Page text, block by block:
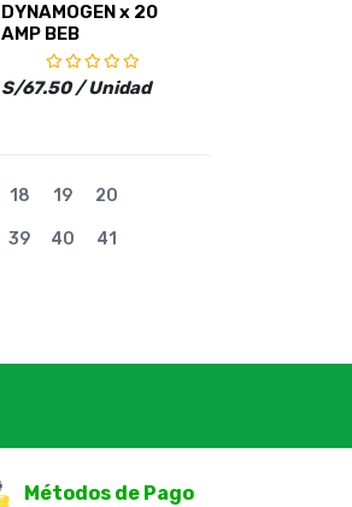
DYNAMOGEN x 20
AMP BEB
S/67.50 / Unidad
18 19 20
39 40 41
Métodos de Pago